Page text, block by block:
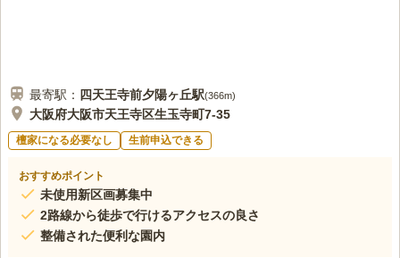
最寄駅： 四天王寺前夕陽ヶ丘駅(366m)
大阪府大阪市天王寺区生玉寺町7-35
檀家になる必要なし 生前申込できる
おすすめポイント
未使用新区画募集中
2路線から徒歩で行けるアクセスの良さ
整備された便利な園内